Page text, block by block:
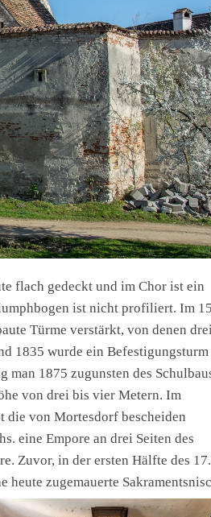
flach gedeckt und im Chor ist ein
ist nicht profiliert. Im
Türme verstärkt, von denen
1835 wurde ein Befestigungsturm
1875 zugunsten des
von drei bis vier Metern. Im
die von Mortesdorf bescheiden
eine Empore an drei Seiten des
Zuvor, in der ersten Hälfte des 17.
heute zugemauerte